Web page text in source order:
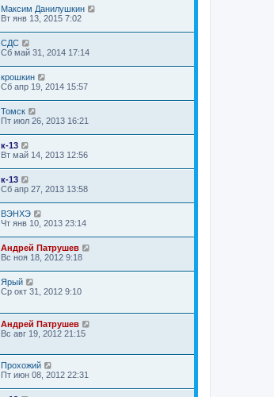
Максим Данилушкин
Вт янв 13, 2015 7:02
СДС
Сб май 31, 2014 17:14
крошкин
Сб апр 19, 2014 15:57
Томск
Пт июл 26, 2013 16:21
к-13
Вт май 14, 2013 12:56
к-13
Сб апр 27, 2013 13:58
ВЭНХЭ
Чт янв 10, 2013 23:14
Андрей Патрушев
Вс ноя 18, 2012 9:18
Ярый
Ср окт 31, 2012 9:10
Андрей Патрушев
Вс авг 19, 2012 21:15
Прохожий
Пт июн 08, 2012 22:31